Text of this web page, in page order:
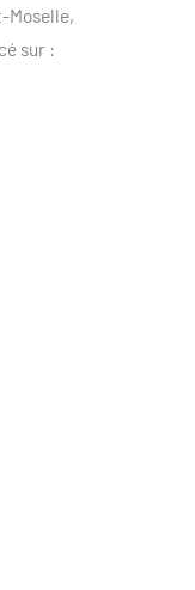
Moselle,
sur :